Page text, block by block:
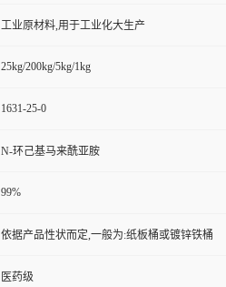
工业原材料,用于工业化大生产
25kg/200kg/5kg/1kg
1631-25-0
N-环己基马来酰亚胺
99%
依据产品性状而定,一般为:纸板桶或镀锌铁桶
医药级